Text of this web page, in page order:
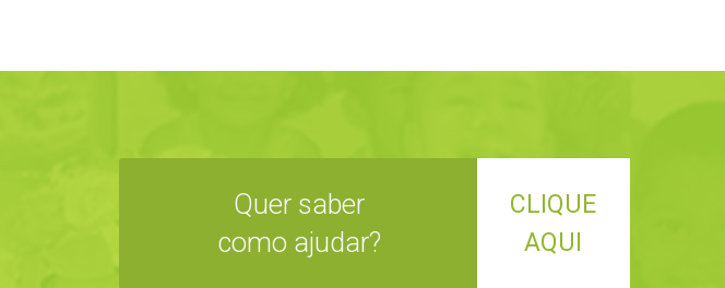
Quer saber
como ajudar?
CLIQUE
AQUI